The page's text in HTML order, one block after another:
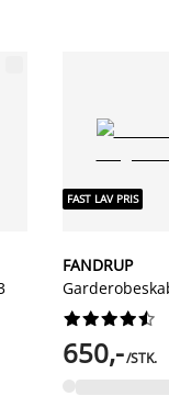
FAST LAV PRIS
FANDRUP






650,-/STK.